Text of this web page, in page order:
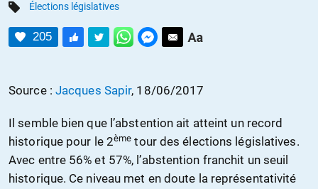
MOTS CLÉS
NOUS
Élections législatives
205
Source : Jacques Sapir, 18/06/2017
Il semble bien que l’abstention ait atteint un record
historique pour le 2ème tour des élections législatives.
Avec entre 56% et 57%, l’abstention franchit un seuil
historique. Ce niveau met en doute la représentativité